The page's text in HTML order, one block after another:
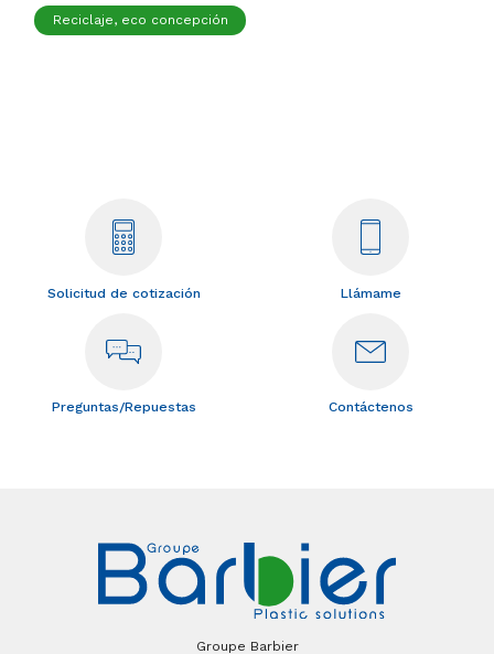
Reciclaje, eco concepción
Solicitud de cotización Llámame
Preguntas/Repuestas Contáctenos
Groupe Barbier